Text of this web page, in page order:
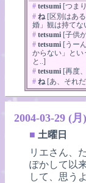
# tetsumi [つま
# ね [区別はあ
婚」観は持てな
# tetsumi [子供
# tetsumi [うー
からない」とい
と..]
# tetsumi [再度
# ね[あ、それ
2004-03-29 (月)
■ 土曜日
リエさん、
ぽかして以
して、思う